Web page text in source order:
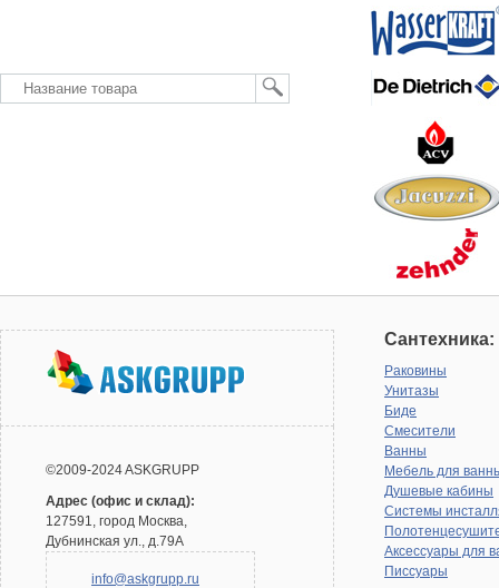
©2009-2024 ASKGRUPP
Адрес (офис и склад):
127591, город Москва,
Дубнинская ул., д.79А
info@askgrupp.ru
Сантехника:
Раковины
Унитазы
Биде
Смесители
Ванны
Мебель для
Душевые кабины
Системы
Аксессуары для
Писсуары